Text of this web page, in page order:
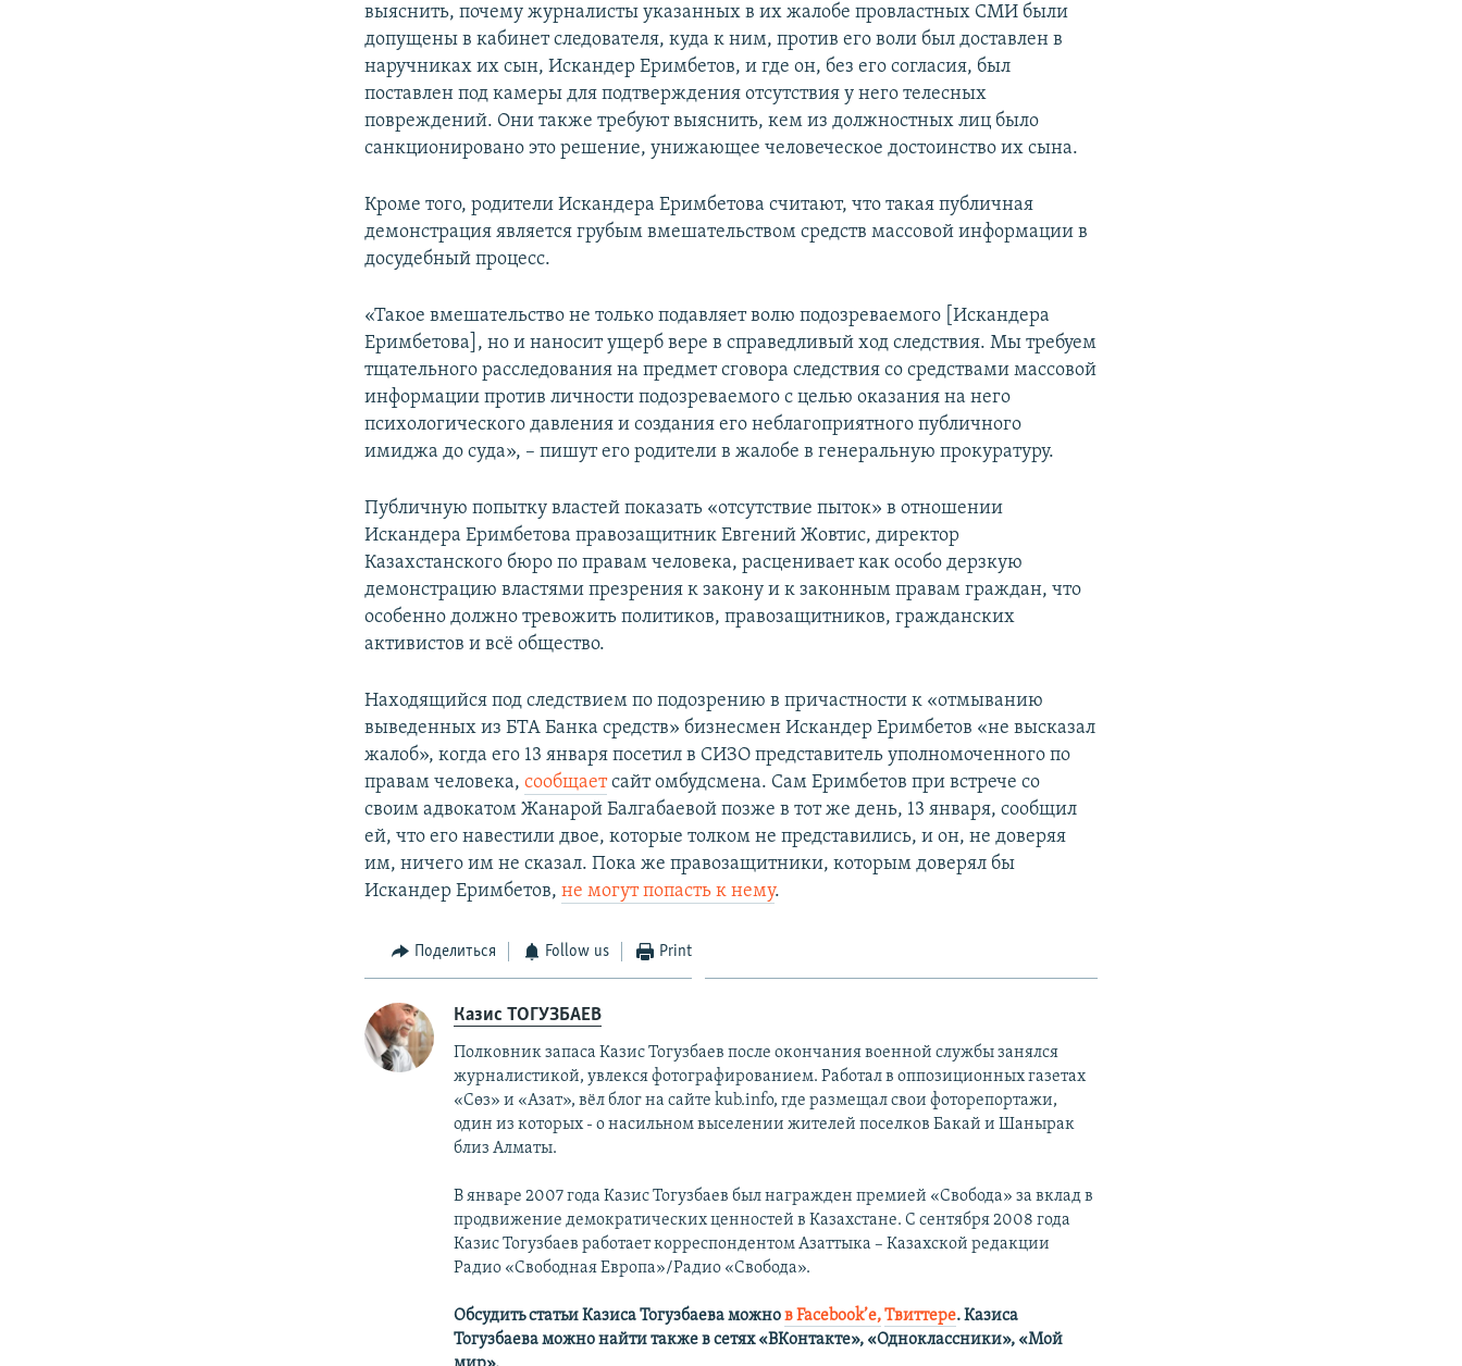
выяснить, почему журналисты указанных в их жалобе провластных СМИ были
допущены в кабинет следователя, куда к ним, против его воли был доставлен в
наручниках их сын, Искандер Еримбетов, и где он, без его согласия, был
поставлен под камеры для подтверждения отсутствия у него телесных
повреждений. Они также требуют выяснить, кем из должностных лиц было
санкционировано это решение, унижающее человеческое достоинство их сына.
Кроме того, родители Искандера Еримбетова считают, что такая публичная
демонстрация является грубым вмешательством средств массовой информации в
досудебный процесс.
«Такое вмешательство не только подавляет волю подозреваемого [Искандера
Еримбетова], но и наносит ущерб вере в справедливый ход следствия. Мы требуем
тщательного расследования на предмет сговора следствия со средствами массовой
информации против личности подозреваемого с целью оказания на него
психологического давления и создания его неблагоприятного публичного
имиджа до суда», – пишут его родители в жалобе в генеральную прокуратуру.
Публичную попытку властей показать «отсутствие пыток» в отношении
Искандера Еримбетова правозащитник Евгений Жовтис, директор
Казахстанского бюро по правам человека, расценивает как особо дерзкую
демонстрацию властями презрения к закону и к законным правам граждан, что
особенно должно тревожить политиков, правозащитников, гражданских
активистов и всё общество.
Находящийся под следствием по подозрению в причастности к «отмыванию
выведенных из БТА Банка средств» бизнесмен Искандер Еримбетов «не высказал
жалоб», когда его 13 января посетил в СИЗО представитель уполномоченного по
правам человека,сообщаетсайт омбудсмена. Сам Еримбетов при встрече со
своим адвокатом Жанарой Балгабаевой позже в тот же день, 13 января, сообщил
ей, что его навестили двое, которые толком не представились, и он, не доверяя
им, ничего им не сказал. Пока же правозащитники, которым доверял бы
Искандер Еримбетов,не могут попасть к нему.
Поделиться Follow us Print
Казис ТОГУЗБАЕВ
Полковник запаса Казис Тогузбаев после окончания военной службы занялся
журналистикой, увлекся фотографированием. Работал в оппозиционных газетах
«Сөз» и «Азат», вёл блог на сайте kub.info, где размещал свои фоторепортажи,
один из которых - о насильном выселении жителей поселков Бакай и Шанырак
близ Алматы.
В январе 2007 года Казис Тогузбаев был награжден премией «Свобода» за вклад в
продвижение демократических ценностей в Казахстане. С сентября 2008 года
Казис Тогузбаев работает корреспондентом Азаттыка – Казахской редакции
Радио «Свободная Европа»/Радио «Свобода».
Обсудить статьи Казиса Тогузбаева можнов Facebook’е,Твиттере.Казиса
Тогузбаева можно найти также в сетях«ВКонтакте», «Одноклассники», «Мой